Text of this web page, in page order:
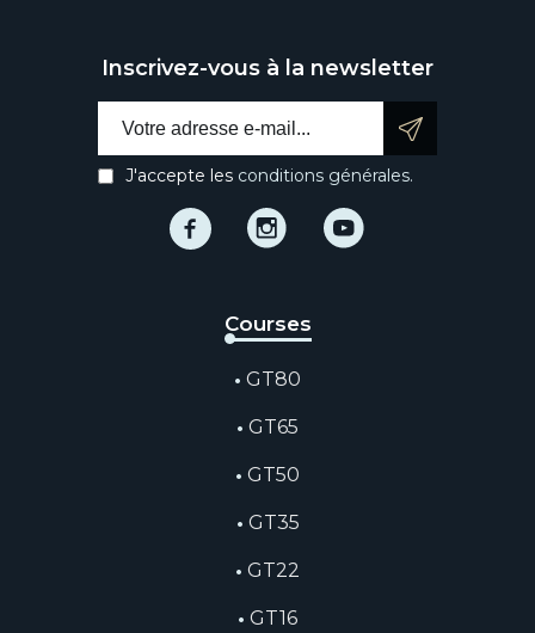
Inscrivez-vous à la newsletter
J'accepte les conditions générales.
FacebookInstagramInstagram
Courses
GT80
GT65
GT50
GT35
GT22
GT16